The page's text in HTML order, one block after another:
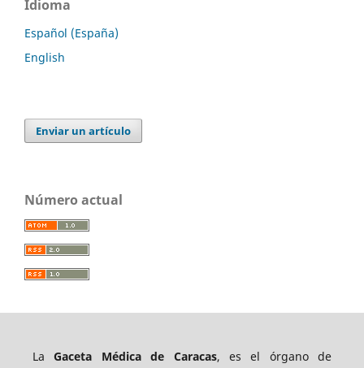
Idioma
Español (España)
English
Enviar un artículo
Número actual
LaGaceta Médica de Caracas, es el órgano de